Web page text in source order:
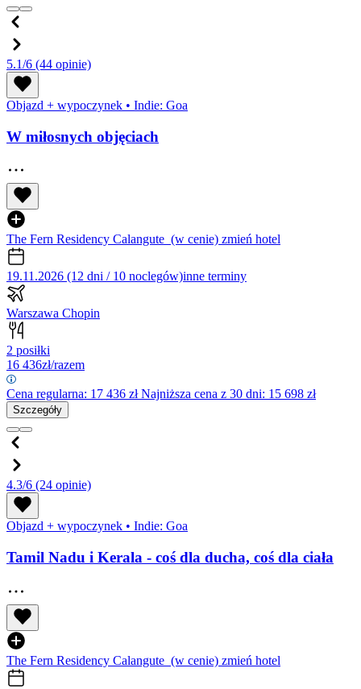
5.1/6 (44 opinie)
Objazd + wypoczynek • Indie: Goa
W miłosnych objęciach
The Fern Residency Calangute (w cenie) zmień hotel
19.11.2026 (12 dni / 10 noclegów)inne terminy
Warszawa Chopin
2 posiłki
16 436zł/razem
Cena regularna: 17 436 złNajniższa cena z 30 dni: 15 698 zł
Szczegóły
4.3/6 (24 opinie)
Objazd + wypoczynek • Indie: Goa
Tamil Nadu i Kerala - coś dla ducha, coś dla ciała
The Fern Residency Calangute (w cenie) zmień hotel